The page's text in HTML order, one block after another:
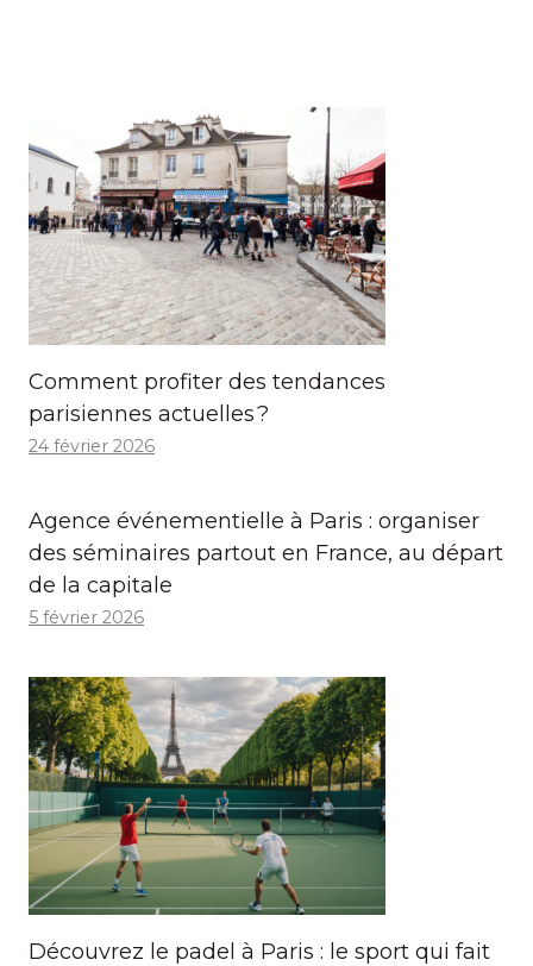
Comment profiter des tendances
parisiennes actuelles ?
24 février 2026
Agence événementielle à Paris : organiser
des séminaires partout en France, au départ
de la capitale
5 février 2026
Découvrez le padel à Paris : le sport qui fait